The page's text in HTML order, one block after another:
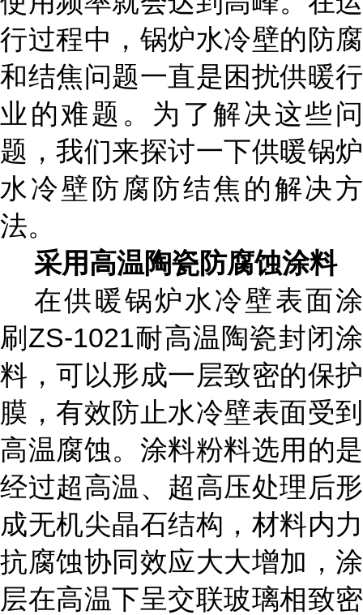
行过程中，锅炉水冷壁的防腐
和结焦问题一直是困扰供暖行
业的难题。为了解决这些问
题，我们来探讨一下供暖锅炉
水冷壁防腐防结焦的解决方
法。
采用高温陶瓷防腐蚀涂料
在供暖锅炉水冷壁表面涂
刷 ZS-1021耐高温陶瓷封闭涂
料，可以形成一层致密的保护
膜，有效防止水冷壁表面受到
高温腐蚀。涂料粉料选用的是
经过超高温、超高压处理后形
成无机尖晶石结构，材料内力
抗腐蚀协同效应大大增加，涂
层在高温下呈交联玻璃相致密